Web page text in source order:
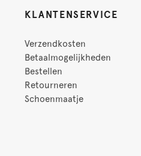
KLANTENSERVICE
Verzendkosten
Betaalmogelijkheden
Bestellen
Retourneren
Schoenmaatje